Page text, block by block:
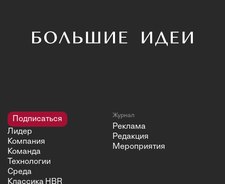
Подписаться
Лидер
Компания
Команда
Технологии
Среда
Классика HBR
Журнал
Реклама
Редакция
Мероприятия